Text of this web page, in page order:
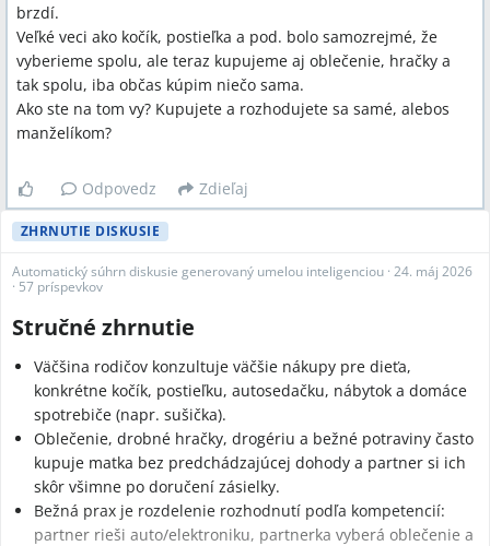
brzdí.
Veľké veci ako kočík, postieľka a pod. bolo samozrejmé, že
vyberieme spolu, ale teraz kupujeme aj oblečenie, hračky a
tak spolu, iba občas kúpim niečo sama.
Ako ste na tom vy? Kupujete a rozhodujete sa samé, alebos
manželíkom?
Odpovedz Zdieľaj
ZHRNUTIE DISKUSIE
Automatický súhrn diskusie generovaný umelou inteligenciou · 24. máj 2026
· 57 príspevkov
Stručné zhrnutie
Väčšina rodičov konzultuje väčšie nákupy pre dieťa,
konkrétne kočík, postieľku, autosedačku, nábytok a domáce
spotrebiče (napr. sušička).
Oblečenie, drobné hračky, drogériu a bežné potraviny často
kupuje matka bez predchádzajúcej dohody a partner si ich
skôr všimne po doručení zásielky.
Bežná prax je rozdelenie rozhodnutí podľa kompetencií:
partner rieši auto/elektroniku, partnerka vyberá oblečenie a